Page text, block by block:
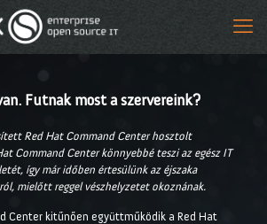
Futnak most a szervereink?
Red Hat Command Center hosztolt
Command Center könnyebbé teszi az egész IT
így már időben értesülünk az éjszaka
mielőtt reggel vészhelyzetet okoznának.
Center kitűnően együttműködik a Red Hat